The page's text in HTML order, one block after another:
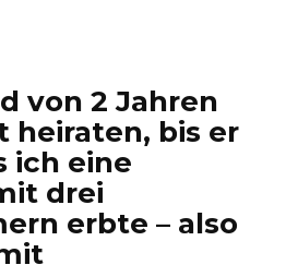
von 2 Jahren
heiraten, bis er
ich eine
drei
erbte – also